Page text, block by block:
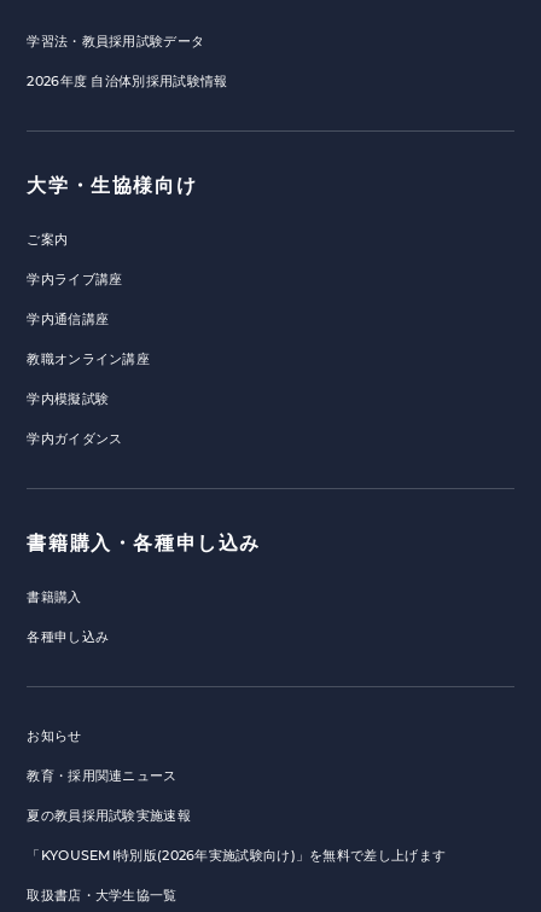
学習法・教員採用試験データ
2026年度 自治体別採用試験情報
大学・生協様向け
ご案内
学内ライブ講座
学内通信講座
教職オンライン講座
学内模擬試験
学内ガイダンス
書籍購入・各種申し込み
書籍購入
各種申し込み
お知らせ
教育・採用関連ニュース
夏の教員採用試験実施速報
「KYOUSEMI特別版(2026年実施試験向け)」を無料で差し上げます
取扱書店・大学生協一覧